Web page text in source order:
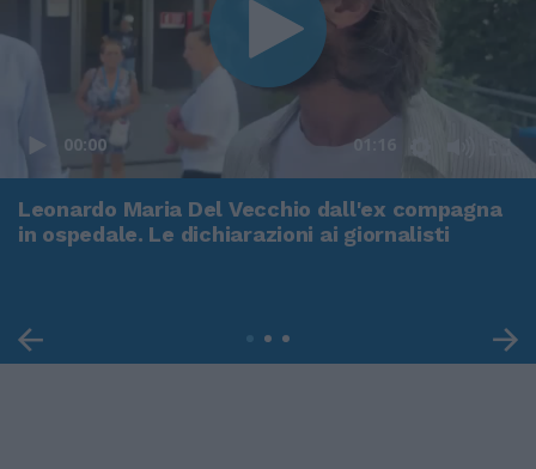
00:00 01:16
Leonardo Maria Del Vecchio dall'ex compagna
in ospedale. Le dichiarazioni ai giornalisti